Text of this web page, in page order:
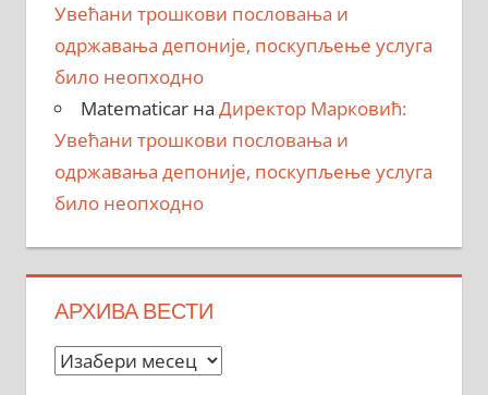
Увећани трошкови пословања и
одржавања депоније, поскупљење услуга
било неопходно
Matematicarна Директор Марковић:
Увећани трошкови пословања и
одржавања депоније, поскупљење услуга
било неопходно
АРХИВА ВЕСТИ
Архива